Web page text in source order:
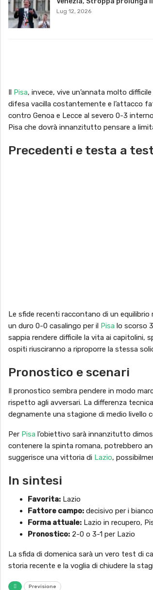
Lug 12, 2026
Il Pisa, invece, vive un’annata molto
difesa vacilla costantemente e l’attacco
contro Genoa e Lecce al severo 0-3
Pisa che dovrà innanzitutto pensare a
Precedenti e testa a
Le sfide recenti raccontano di un
un duro 0-0 casalingo per il Pisa lo scorso
sappia rendere difficile la vita ai capitolini,
ospiti riusciranno a riproporre la stessa
Pronostico e scenari
Il pronostico sembra pendere in modo
rispetto agli avversari. La differenza
degnamente una stagione di medio livello
Per Pisa l’obiettivo sarà innanzitutto
contenere la spinta romana, potrebbero
suggerisce una vittoria di Lazio,
In sintesi
Favorita: Lazio
Fattore campo: decisivo per i
Forma attuale: Lazio in recupero,
Pronostico: 2-0 o 3-1 per Lazio
La sfida di domenica sarà un vero test di
storia recente e la voglia di chiudere la
Previsione